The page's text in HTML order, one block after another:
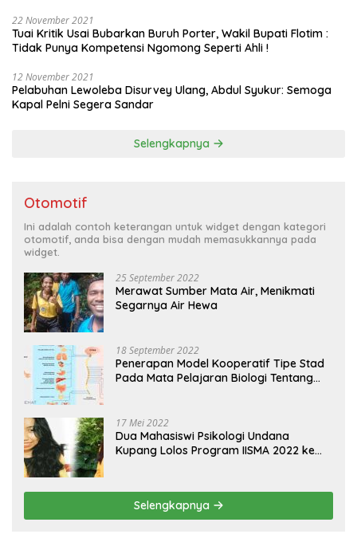
22 November 2021
Tuai Kritik Usai Bubarkan Buruh Porter, Wakil Bupati Flotim :
Tidak Punya Kompetensi Ngomong Seperti Ahli !
12 November 2021
Pelabuhan Lewoleba Disurvey Ulang, Abdul Syukur: Semoga
Kapal Pelni Segera Sandar
Selengkapnya
Otomotif
Ini adalah contoh keterangan untuk widget dengan kategori
otomotif, anda bisa dengan mudah memasukkannya pada
widget.
25 September 2022
Merawat Sumber Mata Air, Menikmati
Segarnya Air Hewa
18 September 2022
Penerapan Model Kooperatif Tipe Stad
Pada Mata Pelajaran Biologi Tentang
17 Mei 2022
Dua Mahasiswi Psikologi Undana
Kupang Lolos Program IISMA 2022 ke
Selengkapnya